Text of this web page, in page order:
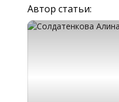
Автор статьи: